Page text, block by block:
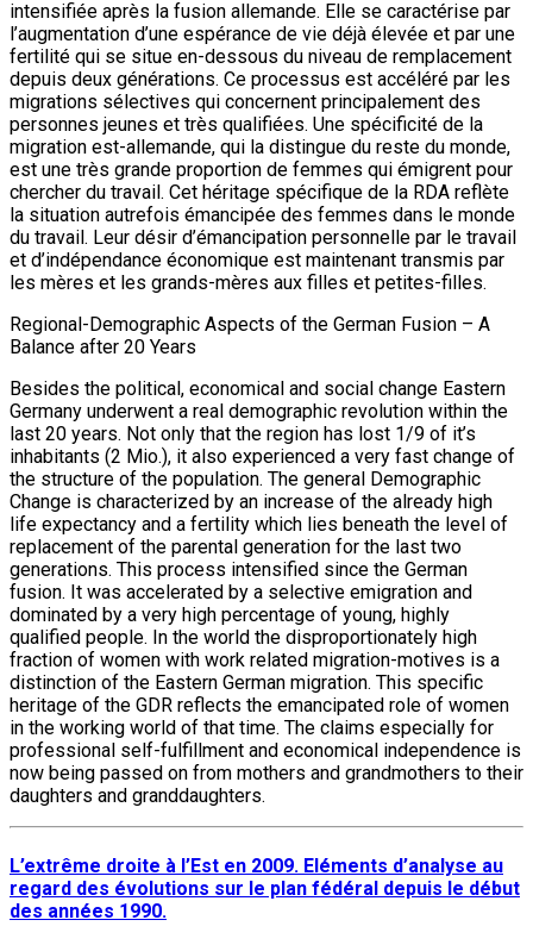
intensifiée après la fusion allemande. Elle se caractérise par
l’augmentation d’une espérance de vie déjà élevée et par une
fertilité qui se situe en-dessous du niveau de remplacement
depuis deux générations. Ce processus est accéléré par les
migrations sélectives qui concernent principalement des
personnes jeunes et très qualifiées. Une spécificité de la
migration est-allemande, qui la distingue du reste du monde,
est une très grande proportion de femmes qui émigrent pour
chercher du travail. Cet héritage spécifique de la RDA reflète
la situation autrefois émancipée des femmes dans le monde
du travail. Leur désir d’émancipation personnelle par le travail
et d’indépendance économique est maintenant transmis par
les mères et les grands-mères aux filles et petites-filles.
Regional-Demographic Aspects of the German Fusion – A
Balance after 20 Years
Besides the political, economical and social change Eastern
Germany underwent a real demographic revolution within the
last 20 years. Not only that the region has lost 1/9 of it’s
inhabitants (2 Mio.), it also experienced a very fast change of
the structure of the population. The general Demographic
Change is characterized by an increase of the already high
life expectancy and a fertility which lies beneath the level of
replacement of the parental generation for the last two
generations. This process intensified since the German
fusion. It was accelerated by a selective emigration and
dominated by a very high percentage of young, highly
qualified people. In the world the disproportionately high
fraction of women with work related migration-motives is a
distinction of the Eastern German migration. This specific
heritage of the GDR reflects the emancipated role of women
in the working world of that time. The claims especially for
professional self-fulfillment and economical independence is
now being passed on from mothers and grandmothers to their
daughters and granddaughters.
L’extrême droite à l’Est en 2009. Eléments d’analyse au
regard des évolutions sur le plan fédéral depuis le début
des années 1990.